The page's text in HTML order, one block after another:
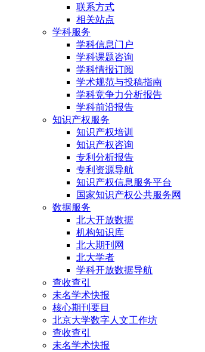
联系方式
相关站点
学科服务
学科信息门户
学科课题咨询
学科情报订阅
学术规范与投稿指南
学科竞争力分析报告
学科前沿报告
知识产权服务
知识产权培训
知识产权咨询
专利分析报告
专利资源导航
知识产权信息服务平台
国家知识产权公共服务网
数据服务
北大开放数据
机构知识库
北大期刊网
北大学者
学科开放数据导航
查收查引
未名学术快报
核心期刊要目
北京大学数字人文工作坊
查收查引
未名学术快报